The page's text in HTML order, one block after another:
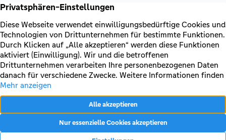
RECHTLICHES & KONTAKT
Kontakt
AGB & Sonderbedingungen
Erklärung zur Barrierefreiheit
Impressum
Datenschutz
VERTRAG WIDERRUFEN